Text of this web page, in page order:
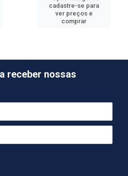
cadastre-se para
ver preços e
comprar
receber nossas